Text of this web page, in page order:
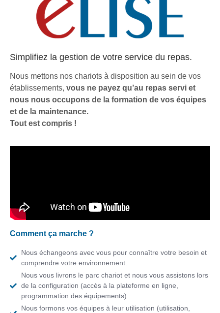
Simplifiez la gestion de votre service du repas.
Nous mettons nos chariots à disposition au sein de vos
établissements, vous ne payez qu’au repas servi et
nous nous occupons de la formation de vos équipes
et de la maintenance.
Tout est compris !
Comment ça marche ?
Nous échangeons avec vous pour connaître votre besoin et
comprendre votre environnement.
Nous vous livrons le parc chariot et nous vous assistons lors
de la configuration (accès à la plateforme en ligne,
programmation des équipements).
Nous formons vos équipes à leur utilisation (utilisation,